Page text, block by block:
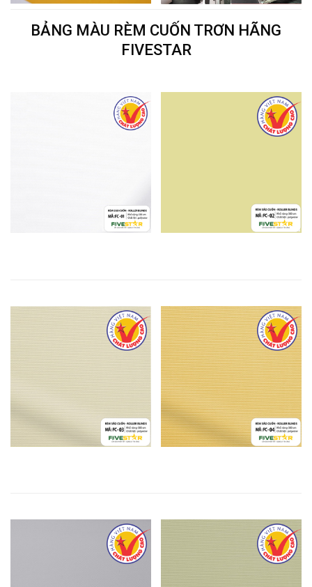
BẢNG MÀU RÈM CUỐN TRƠN HÃNG
FIVESTAR